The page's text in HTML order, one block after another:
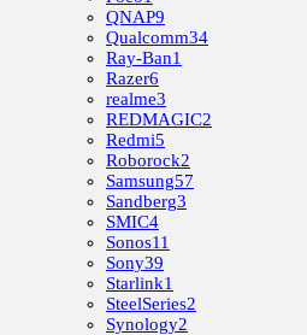
QNAP9
Qualcomm34
Ray-Ban1
Razer6
realme3
REDMAGIC2
Redmi5
Roborock2
Samsung57
Sandberg3
SMIC4
Sonos11
Sony39
Starlink1
SteelSeries2
Synology2